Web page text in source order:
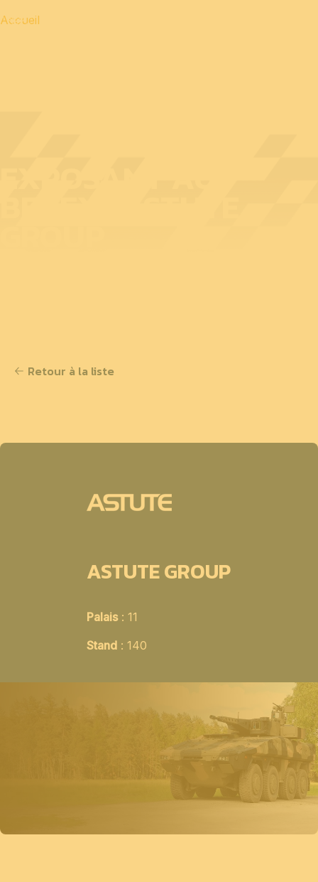
Accueil
Retour à la liste
ASTUTE GROUP
Palais: 11
Stand : 140